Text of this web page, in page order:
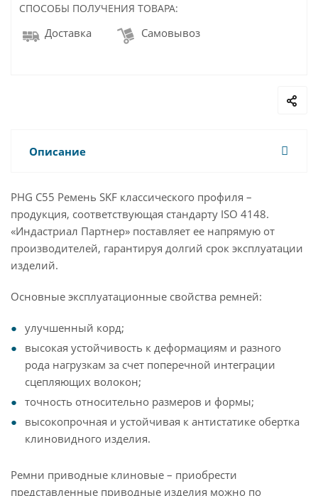
СПОСОБЫ ПОЛУЧЕНИЯ ТОВАРА:
Доставка Самовывоз
Описание
PHG C55 Ремень SKF классического профиля –
продукция, соответствующая стандарту ISO 4148.
«Индастриал Партнер» поставляет ее напрямую от
производителей, гарантируя долгий срок эксплуатации
изделий.
Основные эксплуатационные свойства ремней:
улучшенный корд;
высокая устойчивость к деформациям и разного
рода нагрузкам за счет поперечной интеграции
сцепляющих волокон;
точность относительно размеров и формы;
высокопрочная и устойчивая к антистатике обертка
клиновидного изделия.
Ремни приводные клиновые – приобрести
представленные приводные изделия можно по